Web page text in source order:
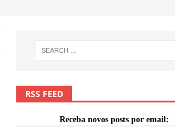
RSS FEED
Receba novos posts por email: